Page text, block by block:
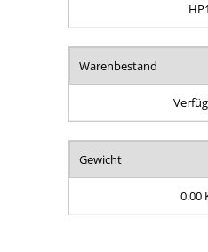
HP1
Warenbestand
Gewicht
0.00